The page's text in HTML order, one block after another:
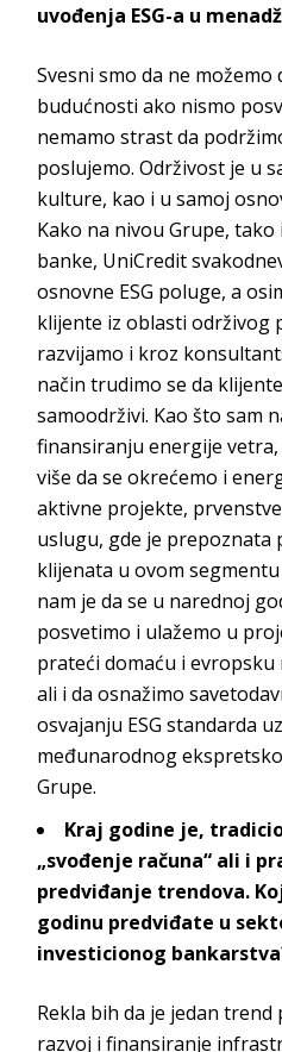
uvođenja ESG-a u
Svesni smo da ne
budućnosti ako nismo
nemamo strast da
poslujemo. Održivost je u
kulture, kao i u samoj
Kako na nivou Grupe,
banke, UniCredit
osnovne ESG poluge, a
klijente iz oblasti održivog
razvijamo i kroz
način trudimo se da
samoodrživi. Kao što sam
finansiranju energije vetra,
više da se okrećemo i
aktivne projekte,
uslugu, gde je prepoznata
klijenata u ovom
nam je da se u narednoj
posvetimo i ulažemo u
prateći domaću i
ali i da osnažimo
osvajanju ESG standarda
međunarodnog
Grupe.
Kraj godine je,
„svođenje računa“ ali i
predviđanje trendova.
godinu predviđate u
investicionog
Rekla bih da je jedan trend
razvoj i finansiranje